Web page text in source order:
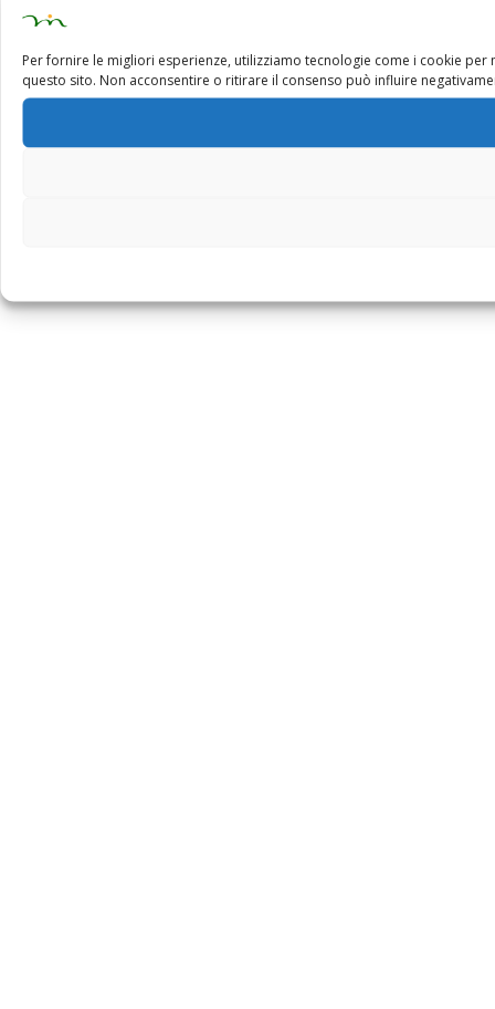
Per fornire le migliori esperienze, utilizziamo tecnologie come i cookie
questo sito. Non acconsentire o ritirare il consenso può influire